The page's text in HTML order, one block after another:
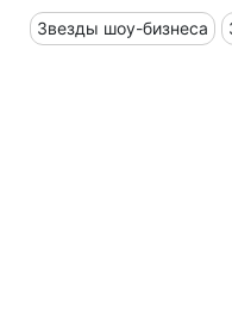
Звезды шоу-бизнеса